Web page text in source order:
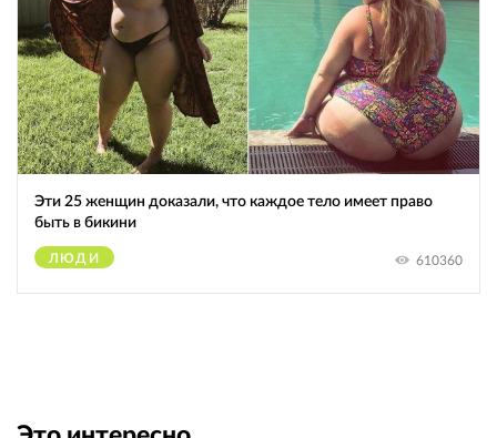
Эти 25 женщин доказали, что каждое тело имеет право
быть в бикини
ЛЮДИ 610360